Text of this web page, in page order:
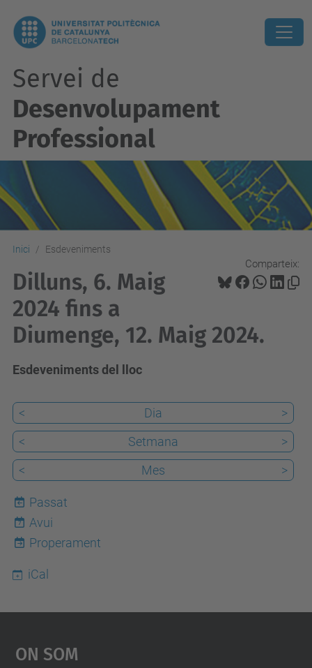
Servei de
Desenvolupament
Professional
Inici Esdeveniments
Comparteix:
Dilluns, 6. Maig
2024 fins a
Diumenge, 12. Maig 2024.
Esdeveniments del lloc
< Dia
>
<
Setmana
>
<
Mes >
Passat
7
Avui
Properament
iCal
On Som